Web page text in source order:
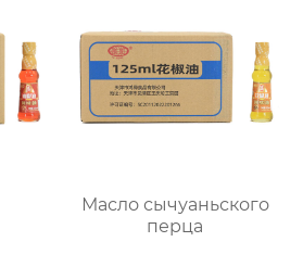
Масло сычуаньского
перца